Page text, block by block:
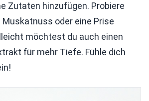
Zutaten hinzufügen. Probiere
Muskatnuss oder eine Prise
möchtest du auch einen
für mehr Tiefe. Fühle dich